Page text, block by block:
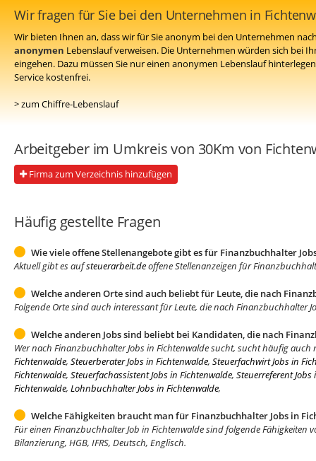
Wir fragen für Sie bei den Unternehmen in
Wir bieten Ihnen an, dass wir für Sie anonym bei den Unternehmen
anonymen Lebenslauf verweisen. Die Unternehmen würden sich bei
eingehen. Dazu müssen Sie nur einen anonymen Lebenslauf
Service kostenfrei.
> zum Chiffre-Lebenslauf
Arbeitgeber im Umkreis von 30Km von
Firma zum Verzeichnis hinzufügen
Häufig gestellte Fragen
Wie viele offene Stellenangebote gibt es für Finanzbuchhalter
Aktuell gibt es aufsteuerarbeit.deoffene Stellenanzeigen für
Welche anderen Orte sind auch beliebt für Leute, die nach
Folgende Orte sind auch interessant für Leute, die nach Finanzbuchhalter
Welche anderen Jobs sind beliebt bei Kandidaten, die nach
Wer nach Finanzbuchhalter Jobs in Fichtenwalde sucht, sucht häufig auch
Fichtenwalde, Steuerberater Jobs in Fichtenwalde, Steuerfachwirt Jobs in
Fichtenwalde, Steuerfachassistent Jobs in Fichtenwalde, Steuerreferent
Fichtenwalde, Lohnbuchhalter Jobs in Fichtenwalde,
Welche Fähigkeiten braucht man für Finanzbuchhalter Jobs in
Für einen Finanzbuchhalter Job in Fichtenwalde sind folgende Fähigkeiten
Bilanzierung, HGB, IFRS, Deutsch, Englisch.